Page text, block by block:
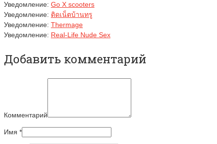
Уведомление: Go X scooters
Уведомление: ติดเน็ตบ้านทรู
Уведомление: Thermage
Уведомление: Real-Life Nude Sex
Добавить комментарий
Комментарий
Имя *